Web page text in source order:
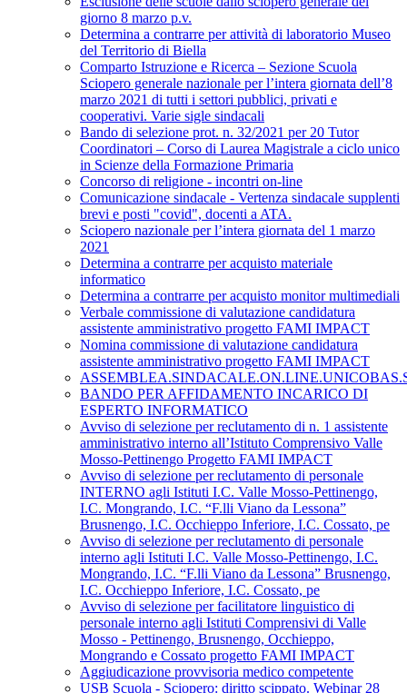
giorno 8 marzo p.v.
Determina a contrarre per attività di laboratorio Museo
del Territorio di Biella
Comparto Istruzione e Ricerca – Sezione Scuola
Sciopero generale nazionale per l’intera giornata dell’8
marzo 2021 di tutti i settori pubblici, privati e
cooperativi. Varie sigle sindacali
Bando di selezione prot. n. 32/2021 per 20 Tutor
Coordinatori – Corso di Laurea Magistrale a ciclo unico
in Scienze della Formazione Primaria
Concorso di religione - incontri on-line
Comunicazione sindacale - Vertenza sindacale supplenti
brevi e posti "covid", docenti a ATA.
Sciopero nazionale per l’intera giornata del 1 marzo
2021
Determina a contrarre per acquisto materiale
informatico
Determina a contrarre per acquisto monitor multimediali
Verbale commissione di valutazione candidatura
assistente amministrativo progetto FAMI IMPACT
Nomina commissione di valutazione candidatura
assistente amministrativo progetto FAMI IMPACT
BANDO PER AFFIDAMENTO INCARICO DI
ESPERTO INFORMATICO
Avviso di selezione per reclutamento di n. 1 assistente
amministrativo interno all’Istituto Comprensivo Valle
Mosso-Pettinengo Progetto FAMI IMPACT
Avviso di selezione per reclutamento di personale
INTERNO agli Istituti I.C. Valle Mosso-Pettinengo,
I.C. Mongrando, I.C. “F.lli Viano da Lessona”
Brusnengo, I.C. Occhieppo Inferiore, I.C. Cossato, pe
Avviso di selezione per reclutamento di personale
interno agli Istituti I.C. Valle Mosso-Pettinengo, I.C.
Mongrando, I.C. “F.lli Viano da Lessona” Brusnengo,
I.C. Occhieppo Inferiore, I.C. Cossato, pe
Avviso di selezione per facilitatore linguistico di
personale interno agli Istituti Comprensivi di Valle
Mosso - Pettinengo, Brusnengo, Occhieppo,
Mongrando e Cossato progetto FAMI IMPACT
Aggiudicazione provvisoria medico competente
USB Scuola - Sciopero: diritto scippato. Webinar 28